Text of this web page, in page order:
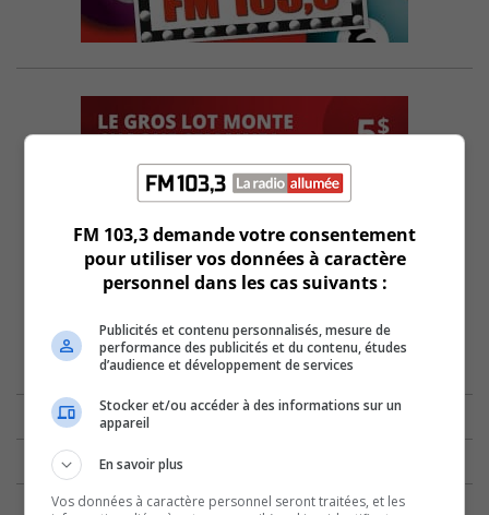
FM 103,3 demande votre consentement
pour utiliser vos données à caractère
personnel dans les cas suivants :
Publicités et contenu personnalisés, mesure de
performance des publicités et du contenu, études
d’audience et développement de services
Stocker et/ou accéder à des informations sur un
appareil
En savoir plus
Vos données à caractère personnel seront traitées, et les